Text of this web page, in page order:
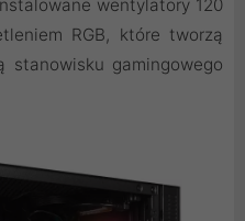
wentylatory 120
RGB, które tworzą
gamingowego